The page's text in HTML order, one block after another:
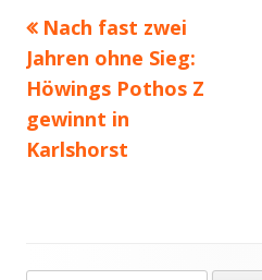
Beitragsnavigation
Vorheriger
Beitrag:
Nach fast zwei
Jahren ohne Sieg:
Höwings Pothos Z
gewinnt in
Karlshorst